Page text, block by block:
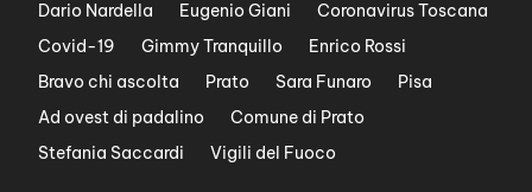
Dario Nardella
Eugenio Giani
Coronavirus Toscana
Covid-19
Gimmy Tranquillo
Enrico Rossi
Bravo chi ascolta
Prato Sara Funaro
Pisa
Ad ovest di padalino
Comune di Prato
Stefania Saccardi
Vigili del Fuoco